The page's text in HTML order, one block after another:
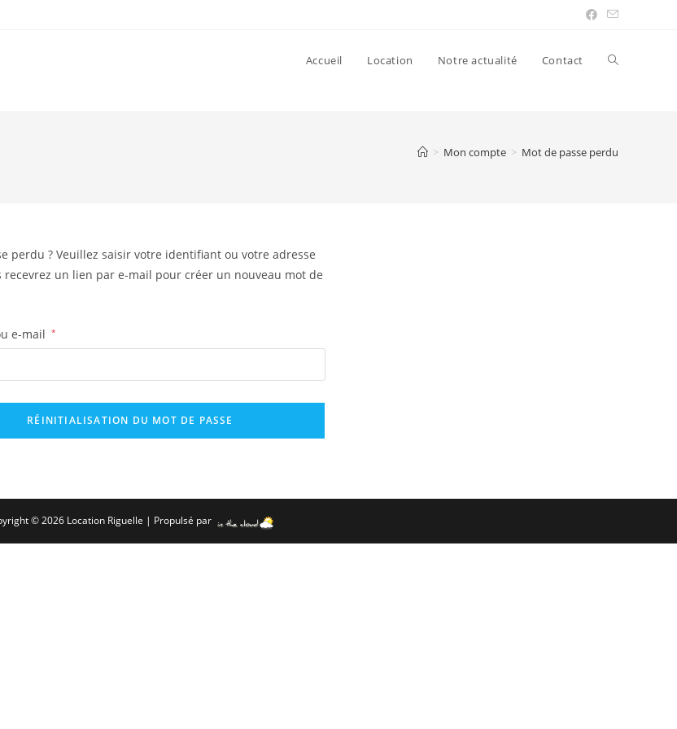
Accueil Location Notre actualité Contact
> Mon compte > Mot de passe perdu
perdu ? Veuillez saisir votre identifiant ou votre adresse
recevrez un lien par e-mail pour créer un nouveau mot de
e-mail *
RÉINITIALISATION DU MOT DE PASSE
© 2026 Location Riguelle | Propulsé par